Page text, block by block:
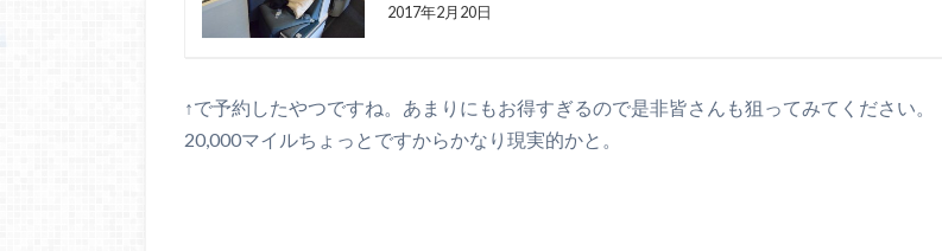
2017年2月20日
↑で予約したやつですね。あまりにもお得すぎるので是非皆さんも狙ってみてください。
20,000マイルちょっとですからかなり現実的かと。